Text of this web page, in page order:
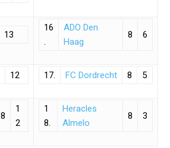
13
16
.
ADO Den
Haag
8 6
12 17. FC Dordrecht 8 5
8
1
2
1
8.
Heracles
Almelo
8 3